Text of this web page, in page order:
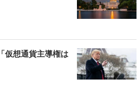
仮想通貨主導権は